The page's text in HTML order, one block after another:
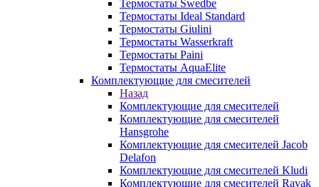
Термостаты Swedbe
Термостаты Ideal Standard
Термостаты Giulini
Термостаты Wasserkraft
Термостаты Paini
Термостаты AquaElite
Комплектующие для смесителей
Назад
Комплектующие для смесителей
Комплектующие для смесителей
Hansgrohe
Комплектующие для смесителей Jacob
Delafon
Комплектующие для смесителей Kludi
Комплектующие для смесителей Ravak